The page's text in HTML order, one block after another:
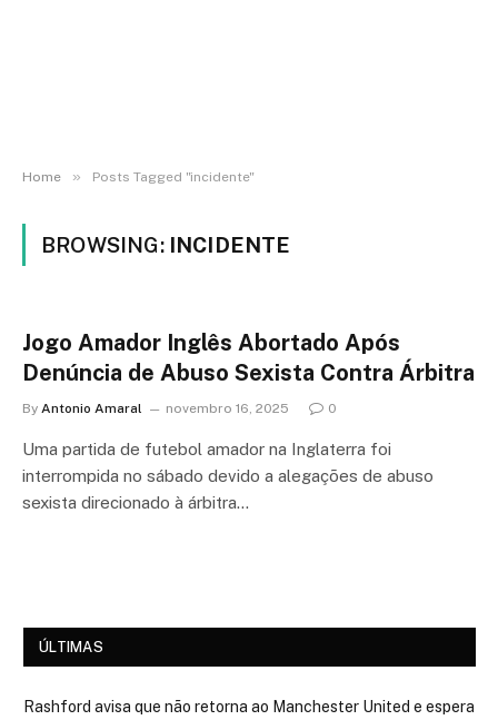
Home » Posts Tagged "incidente"
BROWSING: INCIDENTE
Jogo Amador Inglês Abortado Após
Denúncia de Abuso Sexista Contra Árbitra
By Antonio Amaral novembro 16, 2025 0
Uma partida de futebol amador na Inglaterra foi
interrompida no sábado devido a alegações de abuso
sexista direcionado à árbitra…
ÚLTIMAS
Rashford avisa que não retorna ao Manchester United e espera